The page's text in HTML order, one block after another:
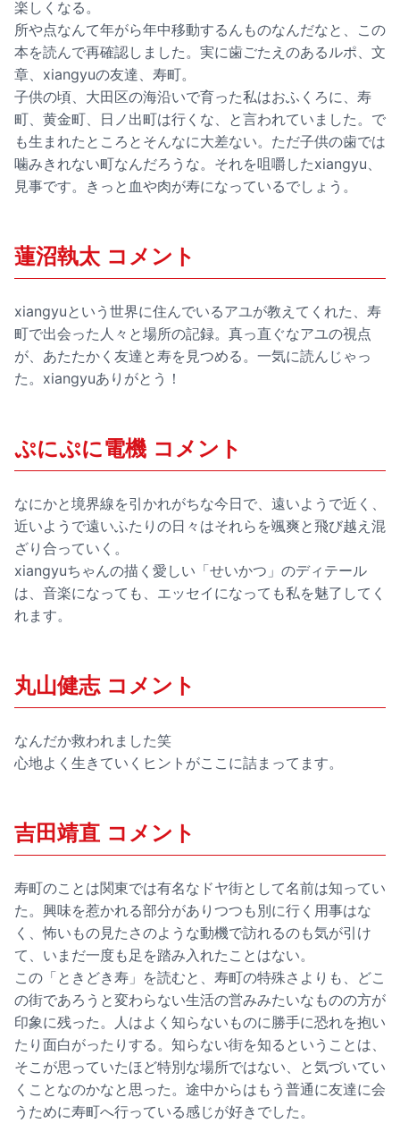
楽しくなる。
所や点なんて年がら年中移動するんものなんだなと、この
本を読んで再確認しました。実に歯ごたえのあるルポ、文
章、xiangyuの友達、寿町。
子供の頃、大田区の海沿いで育った私はおふくろに、寿
町、黄金町、日ノ出町は行くな、と言われていました。で
も生まれたところとそんなに大差ない。ただ子供の歯では
噛みきれない町なんだろうな。それを咀嚼したxiangyu、
見事です。きっと血や肉が寿になっているでしょう。
蓮沼執太 コメント
xiangyuという世界に住んでいるアユが教えてくれた、寿
町で出会った人々と場所の記録。真っ直ぐなアユの視点
が、あたたかく友達と寿を見つめる。一気に読んじゃっ
た。xiangyuありがとう！
ぷにぷに電機 コメント
なにかと境界線を引かれがちな今日で、遠いようで近く、
近いようで遠いふたりの日々はそれらを颯爽と飛び越え混
ざり合っていく。
xiangyuちゃんの描く愛しい「せいかつ」のディテール
は、音楽になっても、エッセイになっても私を魅了してく
れます。
丸山健志 コメント
なんだか救われました笑
心地よく生きていくヒントがここに詰まってます。
吉田靖直 コメント
寿町のことは関東では有名なドヤ街として名前は知ってい
た。興味を惹かれる部分がありつつも別に行く用事はな
く、怖いもの見たさのような動機で訪れるのも気が引け
て、いまだ一度も足を踏み入れたことはない。
この「ときどき寿」を読むと、寿町の特殊さよりも、どこ
の街であろうと変わらない生活の営みみたいなものの方が
印象に残った。人はよく知らないものに勝手に恐れを抱い
たり面白がったりする。知らない街を知るということは、
そこが思っていたほど特別な場所ではない、と気づいてい
くことなのかなと思った。途中からはもう普通に友達に会
うために寿町へ行っている感じが好きでした。